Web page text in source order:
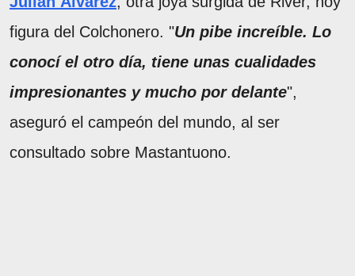
figura del Colchonero. "Un pibe increíble. Lo
conocí el otro día, tiene unas cualidades
impresionantes y mucho por delante",
aseguró el campeón del mundo, al ser
consultado sobre Mastantuono.